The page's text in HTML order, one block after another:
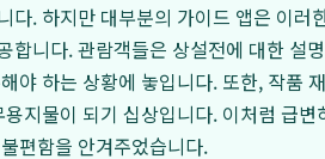
다. 하지만 대부분의 가이드 앱은 이러
합니다. 관람객들은 상설전에 대한 설
야 하는 상황에 놓입니다. 또한, 작품
지물이 되기 십상입니다. 이처럼 급
편함을 안겨주었습니다.